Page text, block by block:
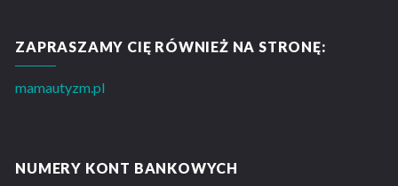
ZAPRASZAMY CIĘ RÓWNIEŻ NA STRONĘ:
mamautyzm.pl
NUMERY KONT BANKOWYCH